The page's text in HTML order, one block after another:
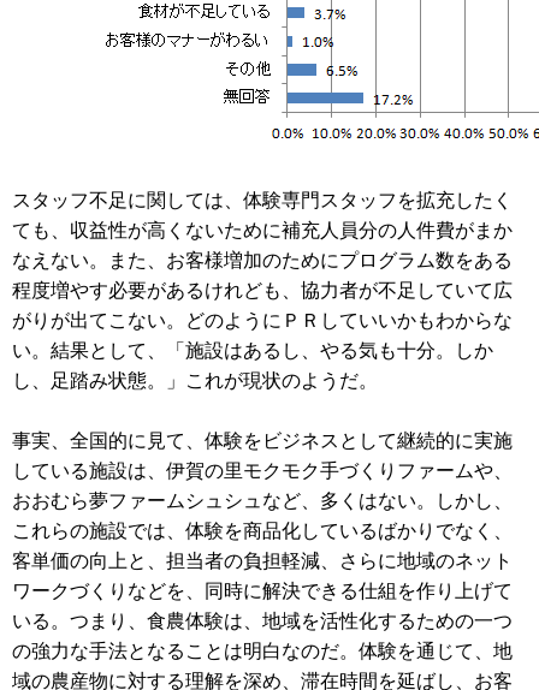
スタッフ不足に関しては、体験専門スタッフを拡充したく
ても、収益性が高くないために補充人員分の人件費がまか
なえない。また、お客様増加のためにプログラム数をある
程度増やす必要があるけれども、協力者が不足していて広
がりが出てこない。どのようにＰＲしていいかもわからな
い。結果として、「施設はあるし、やる気も十分。しか
し、足踏み状態。」これが現状のようだ。
事実、全国的に見て、体験をビジネスとして継続的に実施
している施設は、伊賀の里モクモク手づくりファームや、
おおむら夢ファームシュシュなど、多くはない。しかし、
これらの施設では、体験を商品化しているばかりでなく、
客単価の向上と、担当者の負担軽減、さらに地域のネット
ワークづくりなどを、同時に解決できる仕組を作り上げて
いる。つまり、食農体験は、地域を活性化するための一つ
の強力な手法となることは明白なのだ。体験を通じて、地
域の農産物に対する理解を深め、滞在時間を延ばし、お客